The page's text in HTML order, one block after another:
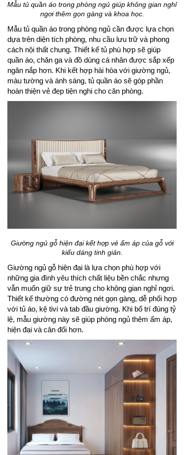
Mẫu tủ quần áo trong phòng ngủ giúp không gian nghỉ
ngơi thêm gọn gàng và khoa học.
Mẫu tủ quần áo trong phòng ngủ cần được lựa chọn
dựa trên diện tích phòng, nhu cầu lưu trữ và phong
cách nội thất chung. Thiết kế tủ phù hợp sẽ giúp
quần áo, chăn ga và đồ dùng cá nhân được sắp xếp
ngăn nắp hơn. Khi kết hợp hài hòa với giường ngủ,
màu tường và ánh sáng, tủ quần áo sẽ góp phần
hoàn thiện vẻ đẹp tiện nghi cho căn phòng.
Giường ngủ gỗ hiện đại kết hợp vẻ ấm áp của gỗ với
kiểu dáng tinh giản.
Giường ngủ gỗ hiện đại là lựa chọn phù hợp với
những gia đình yêu thích chất liệu bền chắc nhưng
vẫn muốn giữ sự trẻ trung cho không gian nghỉ ngơi.
Thiết kế thường có đường nét gọn gàng, dễ phối hợp
với tủ áo, kệ tivi và tab đầu giường. Khi bố trí đúng tỷ
lệ, mẫu giường này sẽ giúp phòng ngủ thêm ấm áp,
hiện đại và cân đối hơn.